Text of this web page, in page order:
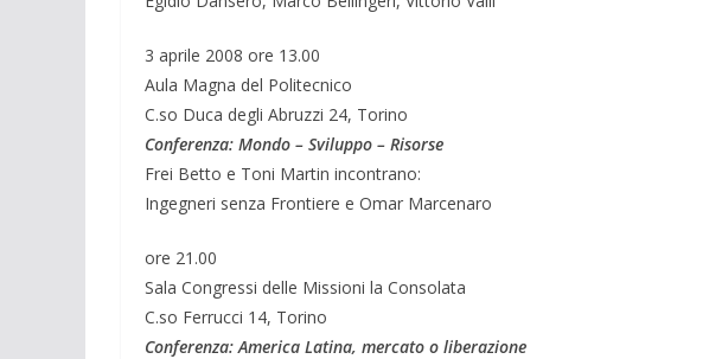
3 aprile 2008 ore 13.00
Aula Magna del Politecnico
C.so Duca degli Abruzzi 24, Torino
Conferenza: Mondo – Sviluppo – Risorse
Frei Betto e Toni Martin incontrano:
Ingegneri senza Frontiere e Omar Marcenaro
ore 21.00
Sala Congressi delle Missioni la Consolata
C.so Ferrucci 14, Torino
Conferenza: America Latina, mercato o liberazione